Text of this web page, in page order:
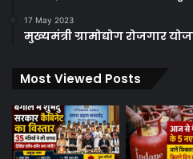
17 May 2023
मुख्यमंत्री ग्रामोद्योग रोजगार
Most Viewed Posts